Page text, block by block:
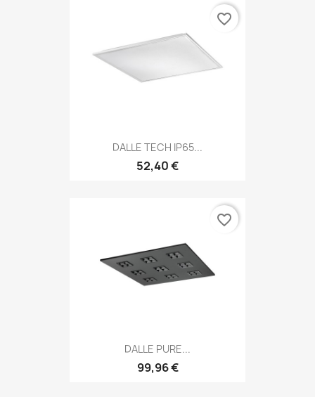
DALLE TECH IP65...
52,40 €
favorite_border
DALLE PURE...
99,96 €
favorite_border